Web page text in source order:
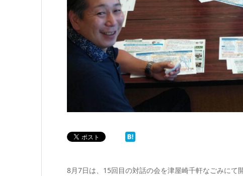
8月7日は、15回目の対話の会を津屋崎千軒なごみにて